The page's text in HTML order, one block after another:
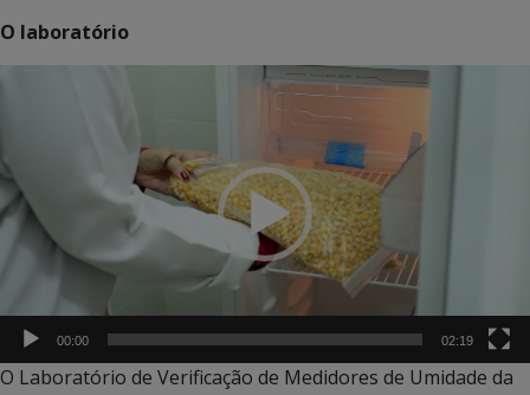
O laboratório
Tocador
00:00 02:19
O Laboratório de Verificação de Medidores de Umidade da